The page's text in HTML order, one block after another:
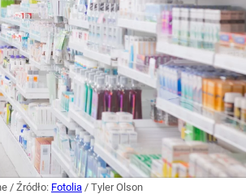
/ Źródło: Fotolia / Tyler Olson